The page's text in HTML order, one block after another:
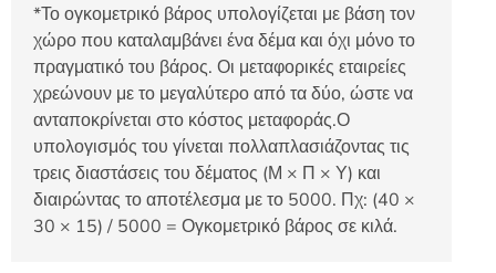
*Το ογκομετρικό βάρος υπολογίζεται με βάση τον
χώρο που καταλαμβάνει ένα δέμα και όχι μόνο το
πραγματικό του βάρος. Οι μεταφορικές εταιρείες
χρεώνουν με το μεγαλύτερο από τα δύο, ώστε να
ανταποκρίνεται στο κόστος μεταφοράς.Ο
υπολογισμός του γίνεται πολλαπλασιάζοντας τις
τρεις διαστάσεις του δέματος (Μ × Π × Υ) και
διαιρώντας το αποτέλεσμα με το 5000. Πχ: (40 ×
30 × 15) / 5000 = Ογκομετρικό βάρος σε κιλά.